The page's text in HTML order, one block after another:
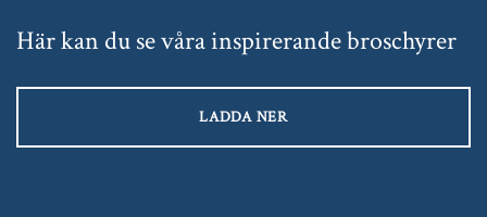
Här kan du se våra inspirerande broschyrer
LADDA NER